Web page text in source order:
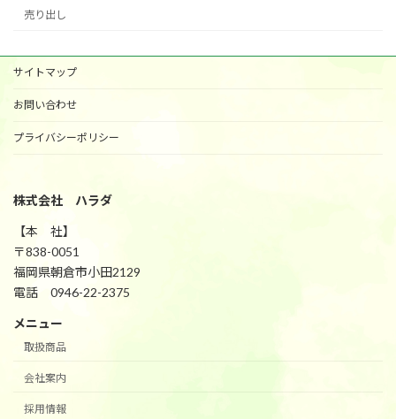
売り出し
サイトマップ
お問い合わせ
プライバシーポリシー
株式会社 ハラダ
【本 社】
〒838-0051
福岡県朝倉市小田2129
電話 0946-22-2375
メニュー
取扱商品
会社案内
採用情報